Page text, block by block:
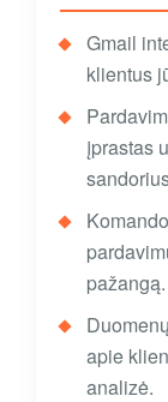
Gmail
klientus
įprastas
pažangą.
apie
analizė.